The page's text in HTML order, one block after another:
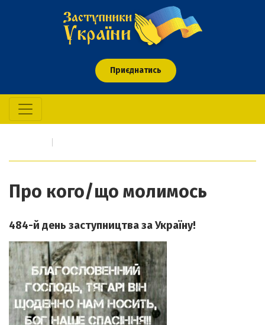
Приєднатись
Про кого/що молимось
484-й день заступництва за Україну!